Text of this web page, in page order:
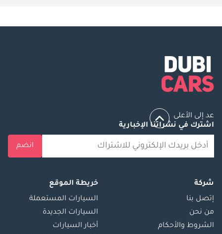
عد إلى الأعلى
اشترك في نشراتنا الإخبارية
انضم
شركة
إتصل بنا
من نحن
الشروط والأحكام
خريطة الموقع
السيارات المستعملة
السيارات الجديدة
أخبار السيارات